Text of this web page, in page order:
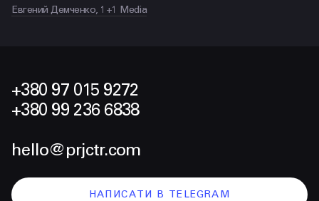
Евгений Демченко, 1+1 Media
+380 97 015 9272
+380 99 236 6838
hello@prjctr.com
НАПИСАТИ В TELEGRAM